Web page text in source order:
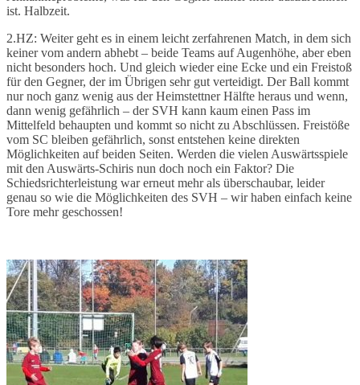
ist. Halbzeit.
2.HZ: Weiter geht es in einem leicht zerfahrenen Match, in dem sich
keiner vom andern abhebt – beide Teams auf Augenhöhe, aber eben
nicht besonders hoch. Und gleich wieder eine Ecke und ein Freistoß
für den Gegner, der im Übrigen sehr gut verteidigt. Der Ball kommt
nur noch ganz wenig aus der Heimstettner Hälfte heraus und wenn,
dann wenig gefährlich – der SVH kann kaum einen Pass im
Mittelfeld behaupten und kommt so nicht zu Abschlüssen. Freistöße
vom SC bleiben gefährlich, sonst entstehen keine direkten
Möglichkeiten auf beiden Seiten. Werden die vielen Auswärtsspiele
mit den Auswärts-Schiris nun doch noch ein Faktor? Die
Schiedsrichterleistung war erneut mehr als überschaubar, leider
genau so wie die Möglichkeiten des SVH – wir haben einfach keine
Tore mehr geschossen!